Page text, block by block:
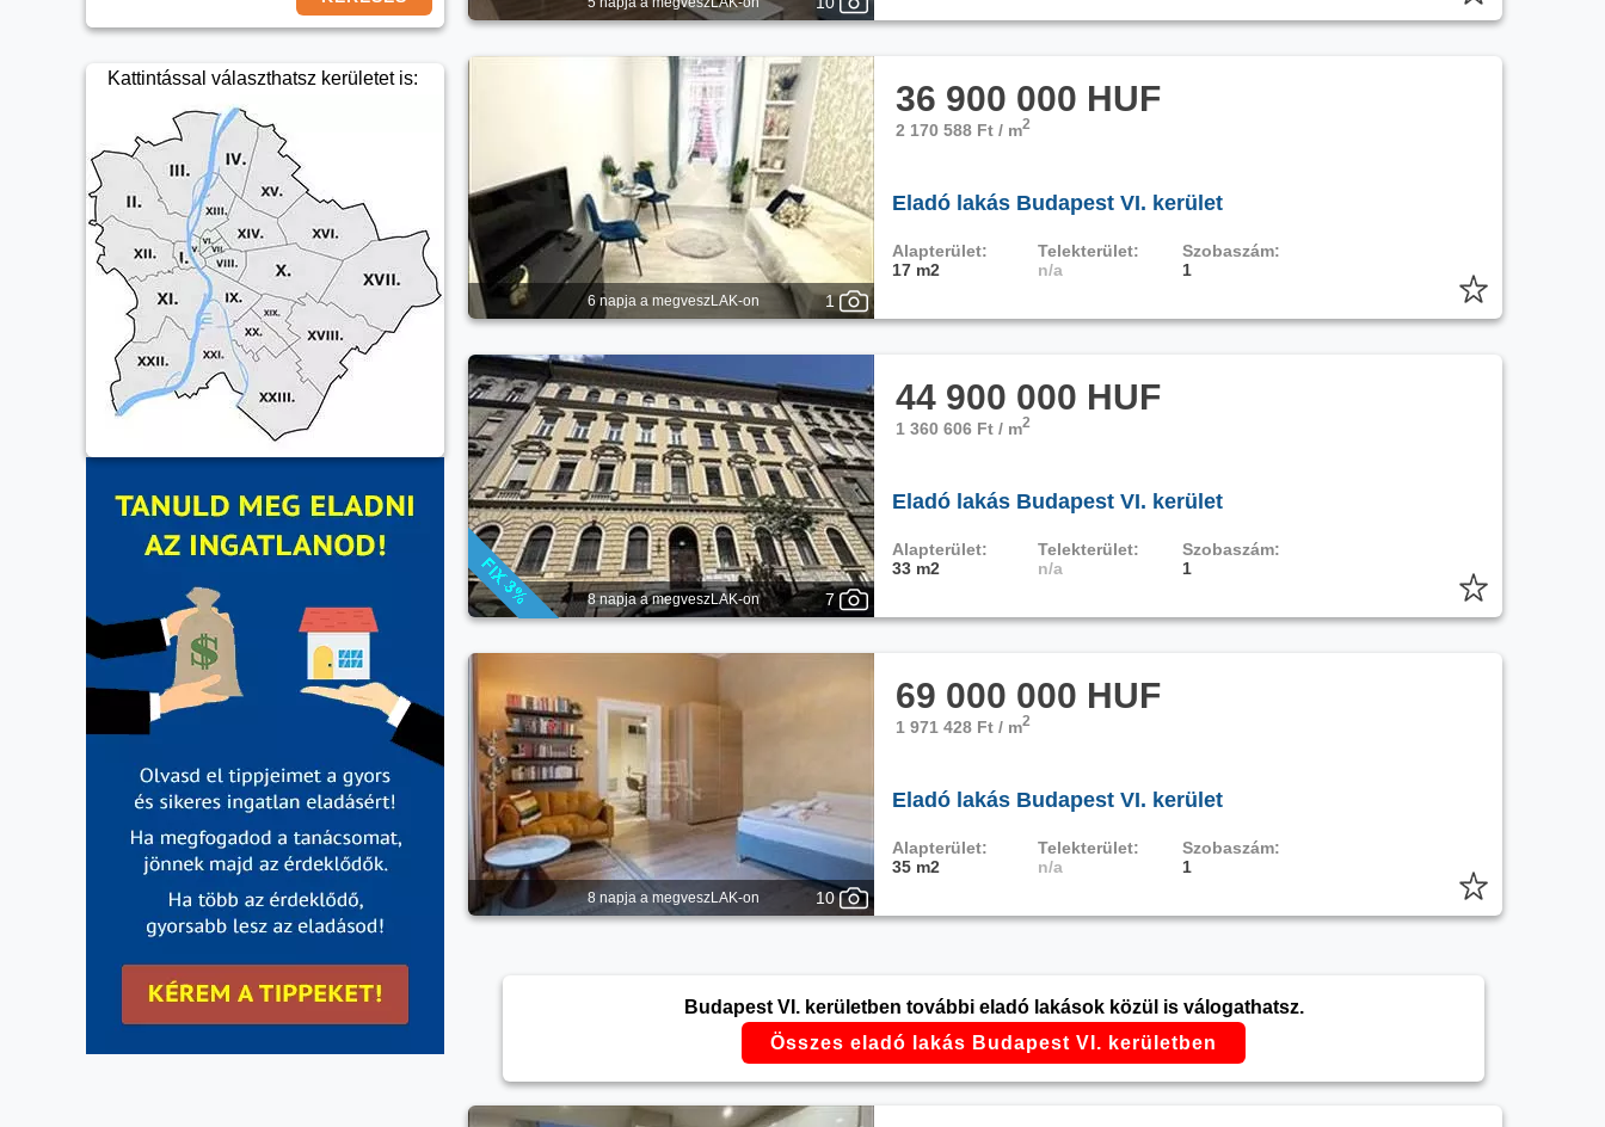
Kattintással választhatsz kerületet is:
6 napja a megveszLAK-on 1
36 900 000 HUF
2 170 588 Ft / m2
Eladó lakás Budapest VI. kerület
Alapterület:
17 m2
Telekterület:
n/a
Szobaszám:
1
8 napja a megveszLAK-on 7
44 900 000 HUF
1 360 606 Ft / m2
Eladó lakás Budapest VI. kerület
Alapterület:
33 m2
Telekterület:
n/a
Szobaszám:
1
8 napja a megveszLAK-on 10
69 000 000 HUF
1 971 428 Ft / m2
Eladó lakás Budapest VI. kerület
Alapterület:
35 m2
Telekterület:
n/a
Szobaszám:
1
Budapest VI. kerületben további eladó lakások közül is válogathatsz.
Összes eladó lakás Budapest VI. kerületben